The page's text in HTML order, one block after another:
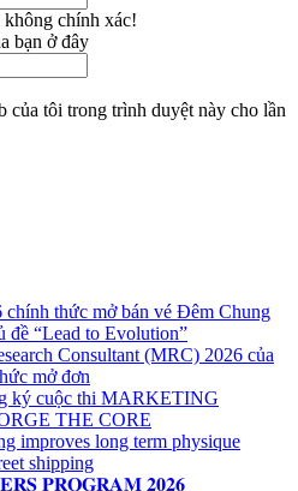
không chính xác!
bạn ở đây
của tôi trong trình duyệt này cho lần
thức mở bán vé Đêm Chung
đề “Lead to Evolution”
Consultant (MRC) 2026 của
mở đơn
ký cuộc thi MARKETING
THE CORE
improves long term physique
shipping
𝐏𝐑𝐎𝐆𝐑𝐀𝐌 𝟐𝟎𝟐𝟔